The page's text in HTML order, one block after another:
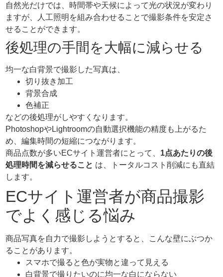
自然光だけでは、時間帯や天候によって光の状況が変わり
ますが、人工照明を組み合わせることで撮影条件を安定さ
せることができます。
後処理の手間を大幅に減らせる
均一な白背景で撮影した写真は、
切り抜き加工
背景合成
色補正
などの後処理がしやすくなります。
PhotoshopやLightroomの自動選択機能の精度も上がるた
め、編集時間の短縮につながります。
商品点数が多いECサイト運営者にとって、 1点あたりの後
処理時間を減らせること は、トータルコスト削減にも直結
します。
ECサイト運営者が商品撮影
でよく感じる悩み
商品写真を自力で撮影しようとすると、こんな壁にぶつか
ることがあります。
スマホで撮ると色が実物と違って見える
白背景で撮りたいのに均一な白にならない